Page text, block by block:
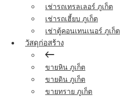
เช่ารถเทรลเลอร์ ภูเก็ต
เช่ารถเฮี้ยบ ภูเก็ต
เช่าตู้คอนเทนเนอร์ ภูเก็ต
วัสดุก่อสร้าง
ขายหิน ภูเก็ต
ขายดิน ภูเก็ต
ขายทราย ภูเก็ต